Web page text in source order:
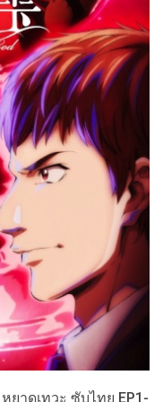
ยาดเทวะ ซับไทย EP1-